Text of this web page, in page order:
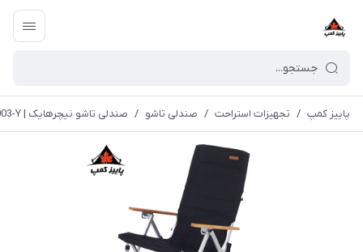
پاییز کمپ / تجهیزات استراحت / صندلی تاشو / صندلی تاشو نیچرهایک | NH17T003-Y